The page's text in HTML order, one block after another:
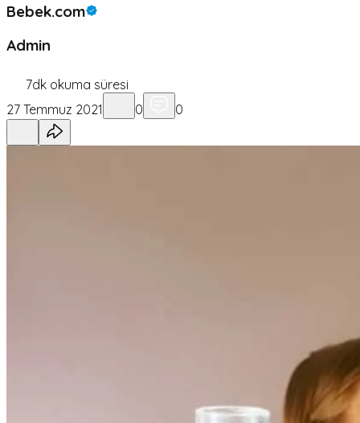
Bebek.com
Admin
7dk okuma süresi
27 Temmuz 2021
0 0